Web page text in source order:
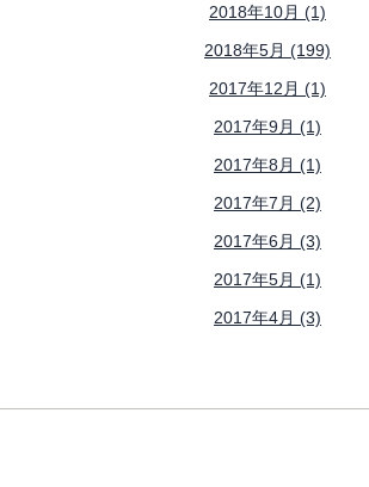
2018年10月 (1)
2018年5月 (199)
2017年12月 (1)
2017年9月 (1)
2017年8月 (1)
2017年7月 (2)
2017年6月 (3)
2017年5月 (1)
2017年4月 (3)